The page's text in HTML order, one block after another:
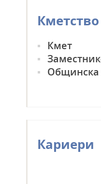
Кметство
Кмет
Общинска
Кариери